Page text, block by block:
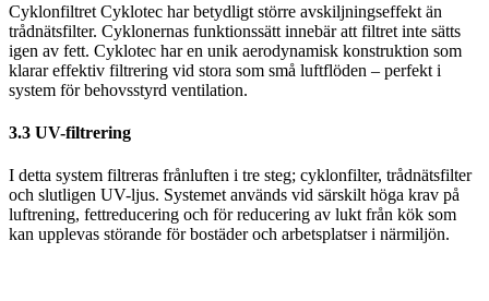
Cyklonfiltret Cyklotec har betydligt större avskiljningseffekt än
trådnätsfilter. Cyklonernas funktionssätt innebär att filtret inte sätts
igen av fett. Cyklotec har en unik aerodynamisk konstruktion som
klarar effektiv filtrering vid stora som små luftflöden – perfekt i
system för behovsstyrd ventilation.
3.3 UV-filtrering
I detta system filtreras frånluften i tre steg; cyklonfilter, trådnätsfilter
och slutligen UV-ljus. Systemet används vid särskilt höga krav på
luftrening, fettreducering och för reducering av lukt från kök som
kan upplevas störande för bostäder och arbetsplatser i närmiljön.